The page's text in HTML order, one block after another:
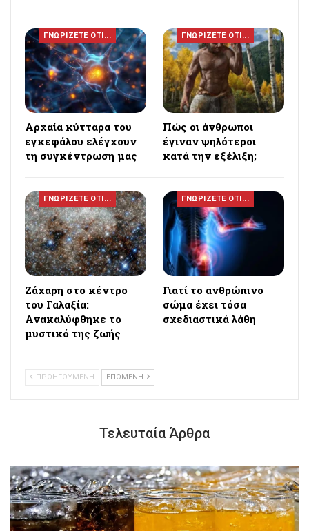
ΓΝΩΡΙΖΕΤΕ ΟΤΙ...
Αρχαία κύτταρα του
εγκεφάλου ελέγχουν
τη συγκέντρωση μας
ΓΝΩΡΙΖΕΤΕ ΟΤΙ...
Πώς οι άνθρωποι
έγιναν ψηλότεροι
κατά την εξέλιξη;
ΓΝΩΡΙΖΕΤΕ ΟΤΙ...
Ζάχαρη στο κέντρο
του Γαλαξία:
Ανακαλύφθηκε το
μυστικό της ζωής
ΓΝΩΡΙΖΕΤΕ ΟΤΙ...
Γιατί το ανθρώπινο
σώμα έχει τόσα
σχεδιαστικά λάθη
ΠΡΟΗΓΟΥΜΕΝΗ ΕΠΟΜΕΝΗ
Τελευταία Άρθρα